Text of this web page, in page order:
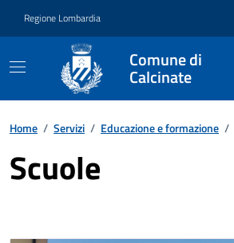
Regione Lombardia
Comune di
Calcinate
Home / Servizi / Educazione e formazione /
Scuole